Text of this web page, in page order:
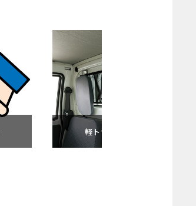
軽トラック用品